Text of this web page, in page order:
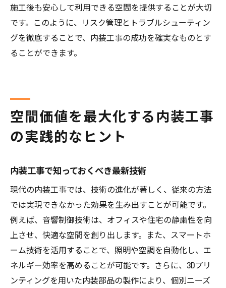
施工後も安心して利用できる空間を提供することが大切
です。このように、リスク管理とトラブルシューティン
グを徹底することで、内装工事の成功を確実なものとす
ることができます。
空間価値を最大化する内装工事
の実践的なヒント
内装工事で知っておくべき最新技術
現代の内装工事では、技術の進化が著しく、従来の方法
では実現できなかった効果を生み出すことが可能です。
例えば、音響制御技術は、オフィスや住宅の静粛性を向
上させ、快適な空間を創り出します。また、スマートホ
ーム技術を活用することで、照明や空調を自動化し、エ
ネルギー効率を高めることが可能です。さらに、3Dプリ
ンティングを用いた内装部品の製作により、個別ニーズ